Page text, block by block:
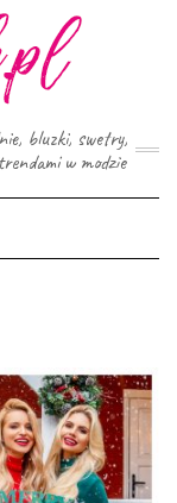
bluzki, swetry,
w modzie